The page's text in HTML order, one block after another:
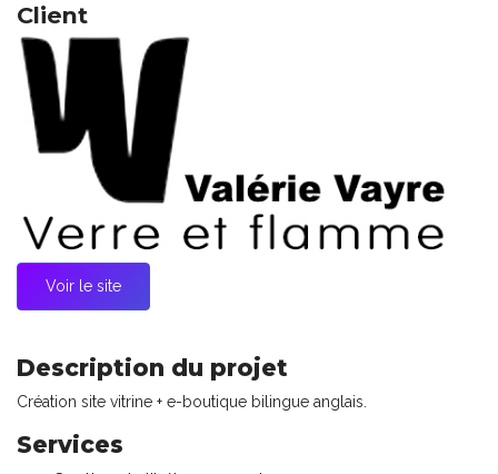
Client
Voir le site
Description du projet
Création site vitrine + e-boutique bilingue anglais.
Services